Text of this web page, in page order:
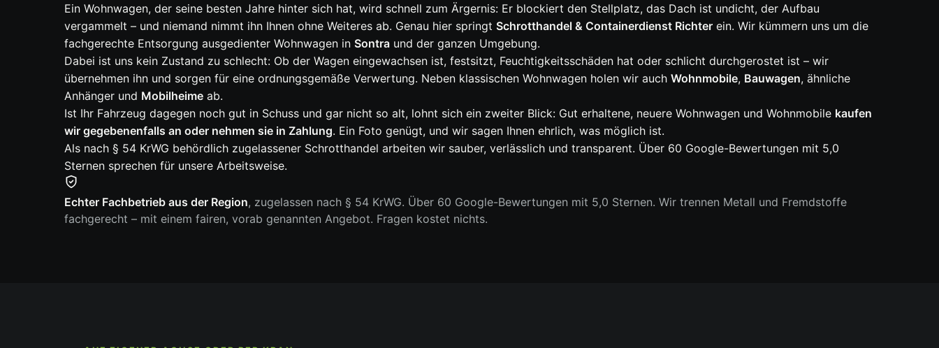
Ein Wohnwagen, der seine besten Jahre hinter sich hat, wird schnell zum Ärgernis: Er blockiert den Stellplatz, das Dach ist undicht, der Aufbau
vergammelt – und niemand nimmt ihn Ihnen ohne Weiteres ab. Genau hier springt Schrotthandel & Containerdienst Richter ein. Wir kümmern uns um die
fachgerechte Entsorgung ausgedienter Wohnwagen in Sontra und der ganzen Umgebung.
Dabei ist uns kein Zustand zu schlecht: Ob der Wagen eingewachsen ist, festsitzt, Feuchtigkeitsschäden hat oder schlicht durchgerostet ist – wir
übernehmen ihn und sorgen für eine ordnungsgemäße Verwertung. Neben klassischen Wohnwagen holen wir auch Wohnmobile, Bauwagen, ähnliche
Anhänger und Mobilheime ab.
Ist Ihr Fahrzeug dagegen noch gut in Schuss und gar nicht so alt, lohnt sich ein zweiter Blick: Gut erhaltene, neuere Wohnwagen und Wohnmobile kaufen
wir gegebenenfalls an oder nehmen sie in Zahlung. Ein Foto genügt, und wir sagen Ihnen ehrlich, was möglich ist.
Als nach § 54 KrWG behördlich zugelassener Schrotthandel arbeiten wir sauber, verlässlich und transparent. Über 60 Google-Bewertungen mit 5,0
Sternen sprechen für unsere Arbeitsweise.
Echter Fachbetrieb aus der Region, zugelassen nach § 54 KrWG. Über 60 Google-Bewertungen mit 5,0 Sternen. Wir trennen Metall und Fremdstoffe
fachgerecht – mit einem fairen, vorab genannten Angebot. Fragen kostet nichts.